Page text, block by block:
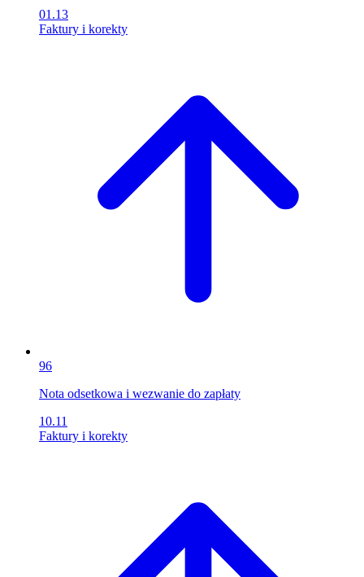
01.13
Faktury i korekty
96
Nota odsetkowa i wezwanie do zapłaty
10.11
Faktury i korekty